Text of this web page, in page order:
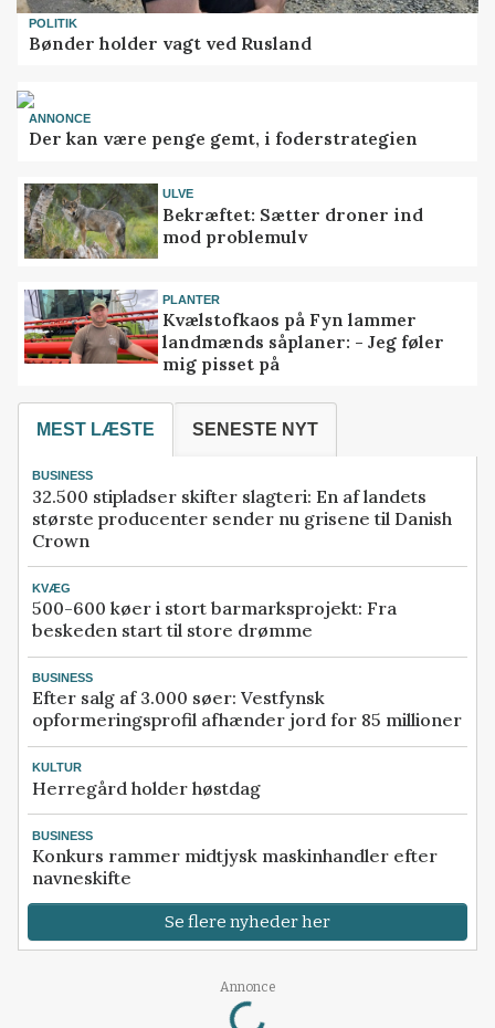
POLITIK
Bønder holder vagt ved Rusland
ANNONCE
Der kan være penge gemt, i foderstrategien
ULVE
Bekræftet: Sætter droner ind
mod problemulv
PLANTER
Kvælstofkaos på Fyn lammer
landmænds såplaner: - Jeg føler
mig pisset på
MEST LÆSTE SENESTE NYT
BUSINESS
32.500 stipladser skifter slagteri: En af landets
største producenter sender nu grisene til Danish
Crown
KVÆG
500-600 køer i stort barmarksprojekt: Fra
beskeden start til store drømme
BUSINESS
Efter salg af 3.000 søer: Vestfynsk
opformeringsprofil afhænder jord for 85 millioner
KULTUR
Herregård holder høstdag
BUSINESS
Konkurs rammer midtjysk maskinhandler efter
navneskifte
Se flere nyheder her
Annonce
Loading...